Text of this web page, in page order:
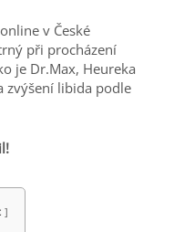
v České
při procházení
je Dr.Max, Heureka
zvýšení libida podle